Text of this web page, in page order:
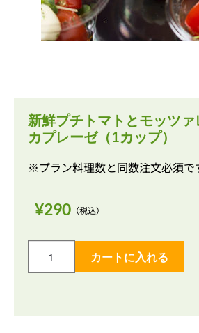
新鮮プチトマトとモッツ
カプレーゼ（1カップ）
※プラン料理数と同数注文必須で
¥290 （税込）
カートに入れる